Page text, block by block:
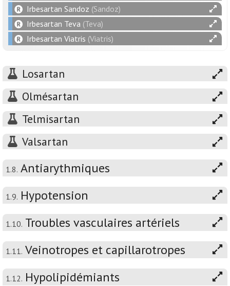
Irbesartan Sandoz (Sandoz)
Irbesartan Teva (Teva)
Irbesartan Viatris (Viatris)
Losartan
Olmésartan
Telmisartan
Valsartan
1.8. Antiarythmiques
1.9. Hypotension
1.10. Troubles vasculaires artériels
1.11. Veinotropes et capillarotropes
1.12. Hypolipidémiants